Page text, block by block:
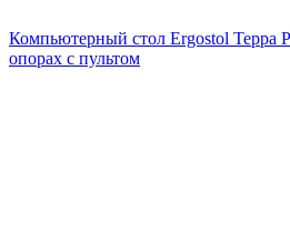
Компьютерный стол Ergostol Терра
опорах с пультом